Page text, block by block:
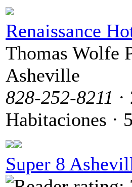
Renaissance
Thomas Wolfe
Asheville
828-252-8211
Habitaciones ·
Super 8